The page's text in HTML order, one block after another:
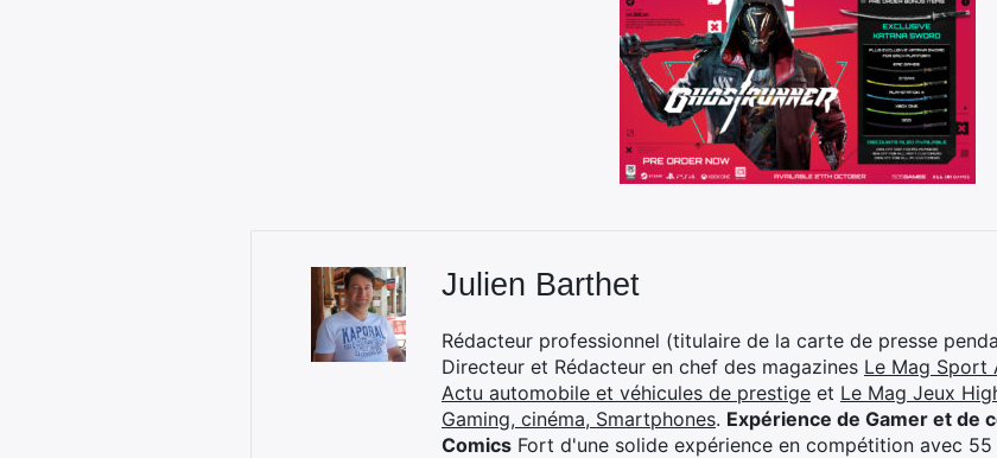
Julien Barthet
Rédacteur professionnel (titulaire de la carte de presse
Directeur et Rédacteur en chef des magazines Le Mag Sport
Actu automobile et véhicules de prestige et Le Mag Jeux
Gaming, cinéma, Smartphones. Expérience de Gamer et de
Comics Fort d'une solide expérience en compétition avec